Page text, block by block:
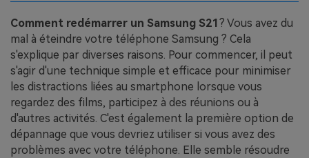
Comment redémarrer un Samsung S21? Vous avez du
mal à éteindre votre téléphone Samsung ? Cela
s'explique par diverses raisons. Pour commencer, il peut
s'agir d'une technique simple et efficace pour minimiser
les distractions liées au smartphone lorsque vous
regardez des films, participez à des réunions ou à
d'autres activités. C'est également la première option de
dépannage que vous devriez utiliser si vous avez des
problèmes avec votre téléphone. Elle semble résoudre